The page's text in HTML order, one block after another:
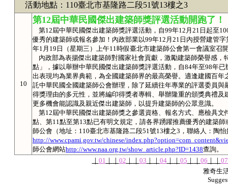
活動地點：110臺北市基隆路二段51號13樓之3
10
第12屆中華民國傑出建築師獎評選活動開跑了！
第12屆中華民國傑出建築師獎評選活動，自99年12月21日起至
優秀的建築師或報名參加！內政部業以99年12月21日內授營建管
年1月19日（星期三）上午11時假臺北市建築師公會第一會議室召
內政部為表揚傑出建築師對國家社會貢獻，激勵建築師榮譽感，
點」，據以舉辦中華民國傑出建築師獎評選活動，自84年至98年
出表現均為業界典範，為全國建築師界的最高榮譽。適逢建國百
託中華民國全國建築師公會辦理，除了延續往年專業的評選委員
得獎理由的多元性，並將編印得獎者專輯、舉辦隆重的頒獎典禮
更多機會能認識及親近傑出建築師，以提升建築師的公眾意識。
第12屆中華民國傑出建築師獎之參選資格、報名方式、應檢具
點、第11點至第13點已有明文規定，請各界踴躍推薦優秀的建築
師公會（地址：110臺北市基隆路二段51號13樓之3，聯絡人：陶怡
http://www.cpami.gov.tw/chinese/
師公會網站http://www.naa.org.tw/show_article.php?ID=1438查詢。
｜ 01 ｜ ｜ 02 ｜ ｜ 03 ｜ ｜ 04｜ ｜ 05 ｜ ｜ 06 ｜ ｜ 07
雅奇生